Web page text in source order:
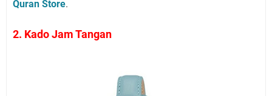
Quran Store.
2. Kado Jam Tangan